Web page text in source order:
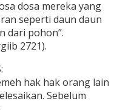
dosa mereka yang
seperti daun daun
dari pohon”.
2721).
hak hak orang lain
Sebelum